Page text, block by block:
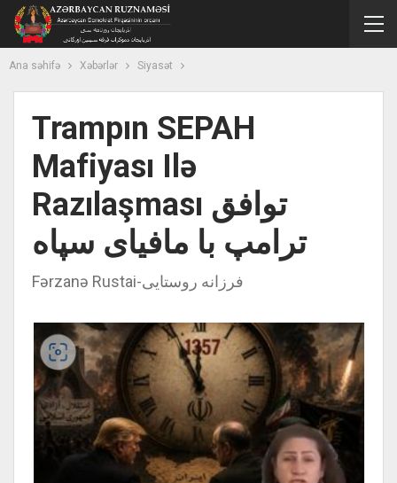
Ana səhifə Xəbərlər Siyasət
Trampın SEPAH
Mafiyası Ilə
Razılaşması توافق
ترامپ با مافیای سپاه
Fərzanə Rustai-فرزانه روستایی